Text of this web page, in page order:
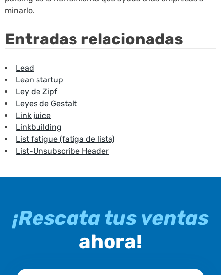
minarlo.
Entradas relacionadas
Lead
Lean startup
Ley de Zipf
Leyes de Gestalt
Link juice
Linkbuilding
List fatigue (fatiga de lista)
List-Unsubscribe Header
¡Rescata tus ventas
ahora!